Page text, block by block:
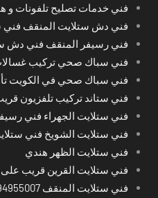
فني خدمات تصليح تلفونات و
فني دش ستلايت المنقف فني
فني رسيفر المنقف فني دش
فني سباك صحي تركيب غسالات
فني سباك صحي في الكويت
فني ستاند تركيب تلفزيون
فني ستلايت الجهراء فني
فني ستلايت الشويخ فني
فني ستلايت الظهر هندي
فني ستلايت القرين قريب
فني ستلايت المنقف 94955007